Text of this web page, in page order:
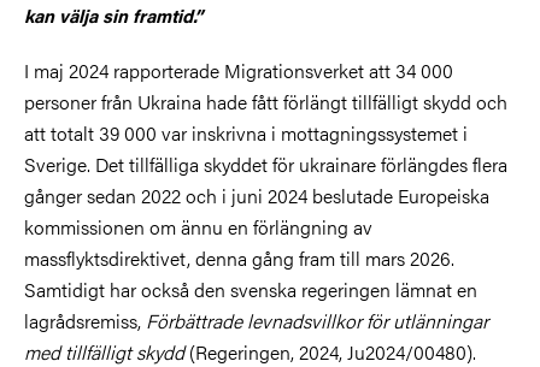
kan välja sin framtid.”
I maj 2024 rapporterade Migrationsverket att 34 000
personer från Ukraina hade fått förlängt tillfälligt skydd och
att totalt 39 000 var inskrivna i mottagningssystemet i
Sverige. Det tillfälliga skyddet för ukrainare förlängdes flera
gånger sedan 2022 och i juni 2024 beslutade Europeiska
kommissionen om ännu en förlängning av
massflyktsdirektivet, denna gång fram till mars 2026.
Samtidigt har också den svenska regeringen lämnat en
lagrådsremiss, Förbättrade levnadsvillkor för utlänningar
med tillfälligt skydd(Regeringen, 2024, Ju2024/00480).